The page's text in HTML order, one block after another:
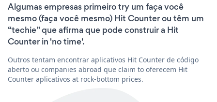
Algumas empresas primeiro try um faça você
mesmo (faça você mesmo) Hit Counter ou têm um
“techie” que afirma que pode construir a Hit
Counter in 'no time'.
Outros tentam encontrar aplicativos Hit Counter de código
aberto ou companies abroad que claim to oferecem Hit
Counter aplicativos at rock-bottom prices.